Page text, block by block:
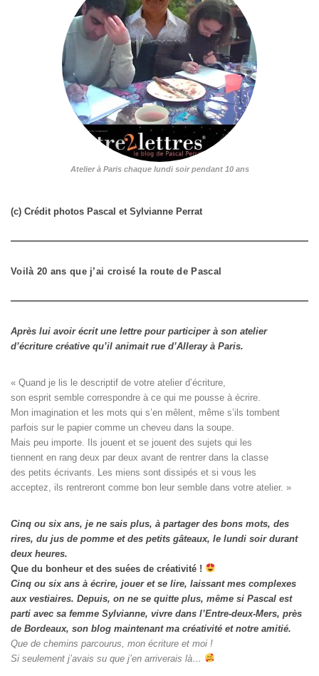
Atelier à Paris chaque lundi soir pendant 10 ans
(c) Crédit photos Pascal et Sylvianne Perrat
Voilà 20 ans que j’ai croisé la route de Pascal
Après lui avoir écrit une lettre pour participer à son atelier
d’écriture créative qu’il animait rue d’Alleray à Paris.
« Quand je lis le descriptif de votre atelier d’écriture,
son esprit semble correspondre à ce qui me pousse à écrire.
Mon imagination et les mots qui s’en mêlent, même s’ils tombent
parfois sur le papier comme un cheveu dans la soupe.
Mais peu importe. Ils jouent et se jouent des sujets qui les
tiennent en rang deux par deux avant de rentrer dans la classe
des petits écrivants. Les miens sont dissipés et si vous les
acceptez, ils rentreront comme bon leur semble dans votre atelier. »
Cinq ou six ans, je ne sais plus, à partager des bons mots, des
rires, du jus de pomme et des petits gâteaux, le lundi soir durant
deux heures.
Que du bonheur et des suées de créativité !
Cinq ou six ans à écrire, jouer et se lire, laissant mes complexes
aux vestiaires. Depuis, on ne se quitte plus, même si Pascal est
parti avec sa femme Sylvianne, vivre dans l’Entre-deux-Mers, près
de Bordeaux, son blog maintenant ma créativité et notre amitié.
Que de chemins parcourus, mon écriture et moi !
Si seulement j’avais su que j’en arriverais là…